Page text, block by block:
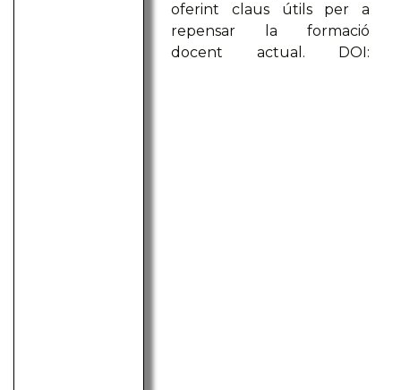
oferint claus útils per a
repensar la formació
docent actual. DOI: